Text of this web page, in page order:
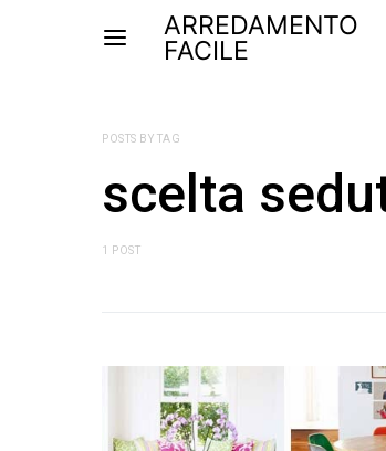
ARREDAMENTO
FACILE
POSTS BY TAG
scelta
1 POST